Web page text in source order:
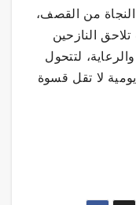
من القصف،
النازحين
لتتحول
لا تقل قسوة